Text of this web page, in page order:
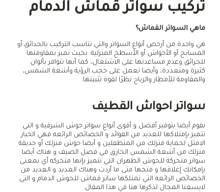
تركيب سواتر قماش الدمام
ماهي السواتر القماش؟
هي واحدة من أرخص أنواع السواتر والتي تناسب التركيب بالحدائق أو
المسابح أو الأحواش أو الأسطح المنزلية. بحيث تميز بمقاومتها
للحرائق وعدم مساعدتها على الاشتعال، كما أنها تتوافر بألوان
كثيرة ومتعددة، وأيضا تعمل على حجب الرؤية وأشعة الشمس،
والمقاومة للأمطار والرياح نظرًا لقوة تثبيتها.
سواتر احواش القطيف
نقوم أيضا بتوفير أفضل و أقوى أنواع سواتر حوش الشرقية و التي
تتميز بإمتلاكها للعديد من الفوائد و الخصائص الرائعه فهي الخيار
الامثل لحماية منزلك من المتطفلين و أيضا حوش منزلك أو حديقة
منزلك من أشعة الشمس الحارق في فصل الصيف و هناك أيضا
سواتر متحركة للحوش الظهران التي تتميز بإنها متحركه أي بمعنى
بإمكانك إغلاقها و فتحها متى ما أردت وهناك العديد و العديد من
الخصائص الرائعه التي تمتلكها ساتر قماش للحوش الدمام و التي
لايسعنا المجال لذكرها هنا في هذا المقال.